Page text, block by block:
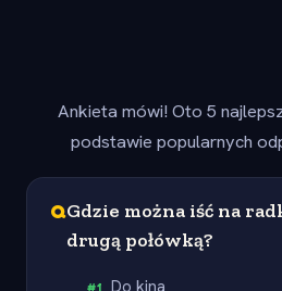
Ankieta mówi! Oto 5
podstawie popularnych
QGdzie można iść na
drugą połówką?
#1 Do kina